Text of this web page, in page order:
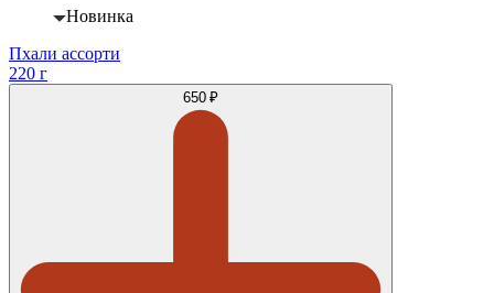
Новинка
Пхали ассорти
220 г
650 ₽